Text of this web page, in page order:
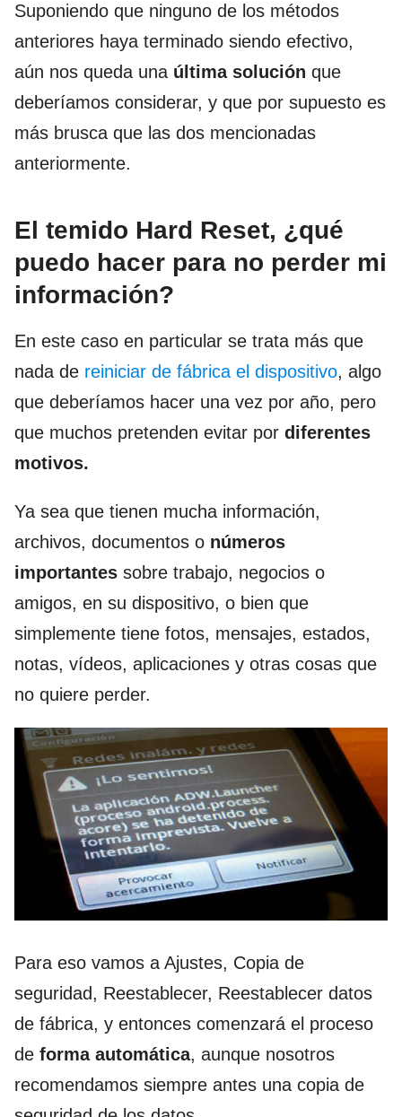
Suponiendo que ninguno de los métodos
anteriores haya terminado siendo efectivo,
aún nos queda una última solución que
deberíamos considerar, y que por supuesto es
más brusca que las dos mencionadas
anteriormente.
El temido Hard Reset, ¿qué
puedo hacer para no perder mi
información?
En este caso en particular se trata más que
nada de reiniciar de fábrica el dispositivo, algo
que deberíamos hacer una vez por año, pero
que muchos pretenden evitar por diferentes
motivos.
Ya sea que tienen mucha información,
archivos, documentos o números
importantes sobre trabajo, negocios o
amigos, en su dispositivo, o bien que
simplemente tiene fotos, mensajes, estados,
notas, vídeos, aplicaciones y otras cosas que
no quiere perder.
Para eso vamos a Ajustes, Copia de
seguridad, Reestablecer, Reestablecer datos
de fábrica, y entonces comenzará el proceso
de forma automática, aunque nosotros
recomendamos siempre antes una copia de